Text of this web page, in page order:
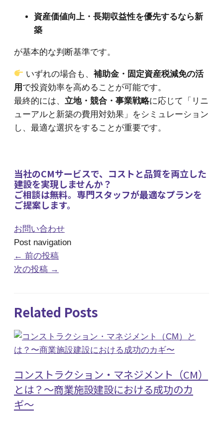
資産価値向上・長期収益性を優先するなら新
築
が基本的な判断基準です。
いずれの場合も、補助金・固定資産税減免の活
用 で投資効率を高めることが可能です。
最終的には、 立地・競合・事業戦略に応じて「リニ
ューアルと新築の費用対効果」をシミュレーション
し、最適な選択をすることが重要です。
当社のCMサービスで、コストと品質を両立した
建設を実現しませんか？
ご相談は無料。専門スタッフが最適なプランを
ご提案します。
お問い合わせ
Post navigation
← 前の投稿
次の投稿 →
Related Posts
コンストラクション・マネジメント（CM）
とは？〜商業施設建設における成功のカ
ギ〜